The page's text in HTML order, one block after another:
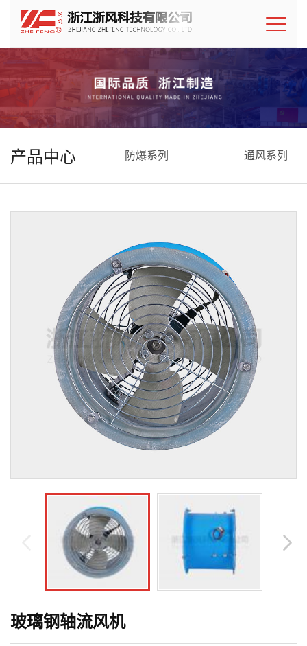
产品中心 防爆系列 通风系列
玻璃钢轴流风机